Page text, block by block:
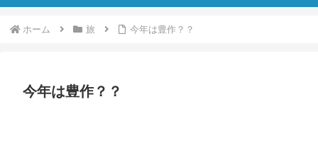
ホーム 旅 今年は豊作？？
今年は豊作？？